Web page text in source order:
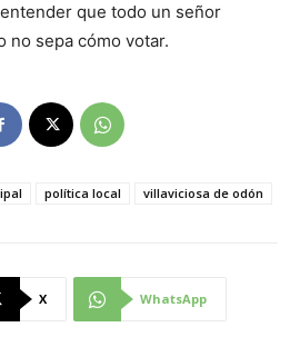
que todo un señor
no sepa cómo votar.
política local villaviciosa de odón
X WhatsApp